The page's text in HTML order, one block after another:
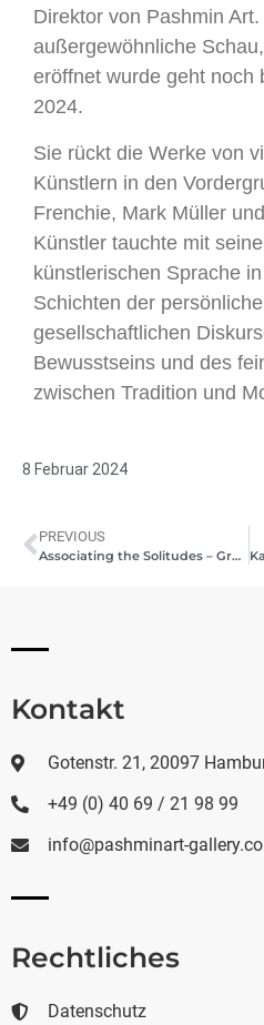
Direktor von Pashmin
außergewöhnliche
eröffnet wurde geht noch
2024.
Sie rückt die Werke von
Künstlern in den
Frenchie, Mark Müller
Künstler tauchte mit
künstlerischen Sprache
Schichten der
gesellschaftlichen
Bewusstseins und des
zwischen Tradition und
8 Februar 2024
PREVIOUS
Associating the Solitudes – Gruppenausstellung in Hamburg, Januar 2024
Kontakt
Gotenstr. 21, 20097
+49 (0) 40 69 / 21 98 99
info@pashminart-
Rechtliches
Datenschutz